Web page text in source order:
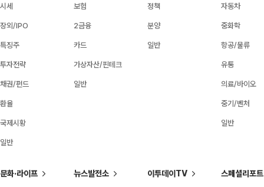
시세
장외/IPO
특징주
투자전략
채권/펀드
환율
국제시황
일반
보험
2금융
카드
가상자산/핀테크
일반
정책
분양
일반
자동차
중화학
항공/물류
유통
의료/바이오
중기/벤처
일반
문화·라이프 뉴스발전소 이투데이TV 스페셜리포트